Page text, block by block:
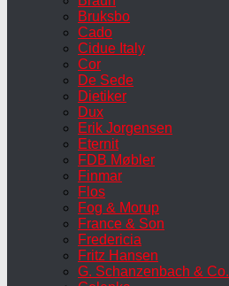
Bruksbo
Cado
Cidue Italy
Cor
De Sede
Dietiker
Dux
Erik Jorgensen
Eternit
FDB Møbler
Finmar
Flos
Fog & Morup
France & Son
Fredericia
Fritz Hansen
G. Schanzenbach & Co.